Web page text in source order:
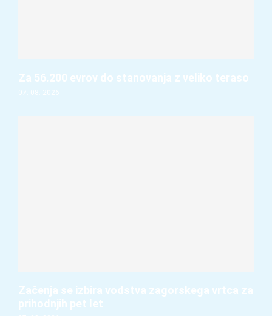
Za 56.200 evrov do stanovanja z veliko teraso
07. 08. 2026
Začenja se izbira vodstva zagorskega vrtca za
prihodnjih pet let